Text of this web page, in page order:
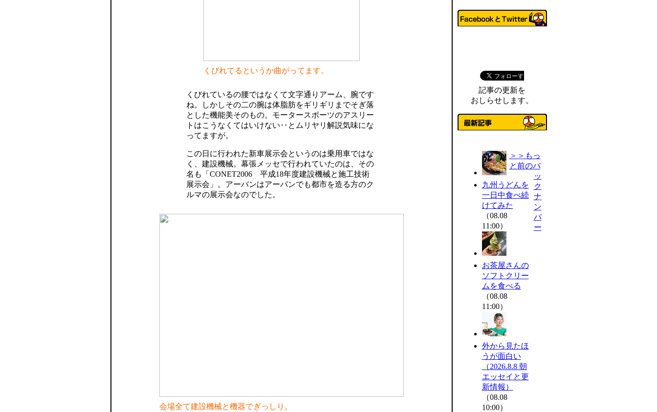
くびれてるというか曲がってます。
くびれているの腰ではなくて文字通りアーム、腕です
ね。しかしその二の腕は体脂肪をギリギリまでそぎ落
とした機能美そのもの。モータースポーツのアスリー
トはこうなくてはいけない‥とムリヤリ解説気味にな
ってますが。
この日に行われた新車展示会というのは乗用車ではな
く、建設機械。幕張メッセで行われていたのは、その
名も「CONET2006 平成18年度建設機械と施工技術
展示会」。アーバンはアーバンでも都市を造る方のク
ルマの展示会なのでした。
会場全て建設機械と機器でぎっしり。
記事の更新を
おしらせします。
九州うどんを
一日中食べ続
けてみた
（08.08
11:00）
お茶屋さんの
ソフトクリー
ムを食べる
（08.08
11:00）
外から見たほ
うが面白い
（2026.8.8 朝
エッセイと更
新情報）
（08.08
10:00）
＞＞もっ
と前のバ
ッ
ク
ナ
ン
バ
ー